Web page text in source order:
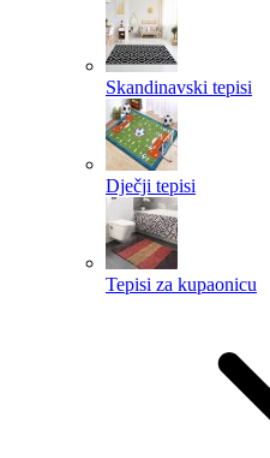
Skandinavski tepisi
Dječji tepisi
Tepisi za kupaonicu